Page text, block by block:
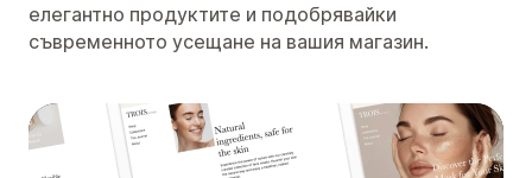
елегантно продуктите и подобрявайки
съвременното усещане на вашия магазин.